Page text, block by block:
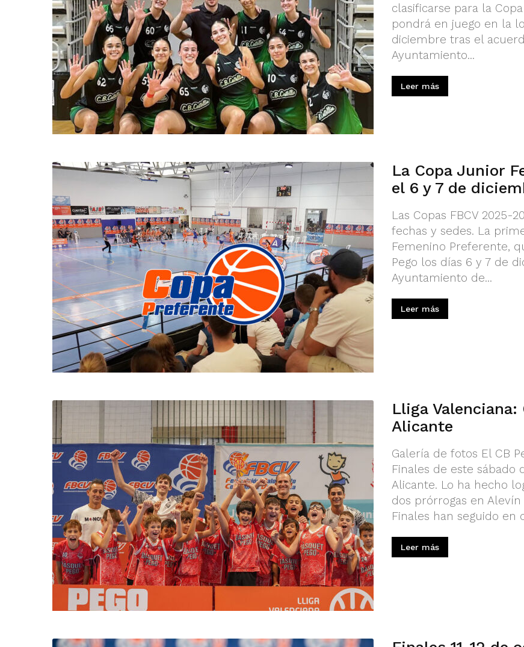
clasificarse para la
pondrá en juego en la
diciembre tras el
Ayuntamiento...
Leer más
La Copa Junior
el 6 y 7 de
Las Copas FBCV 2025-
fechas y sedes. La
Femenino Preferente,
Pego los días 6 y 7 de
Ayuntamiento de...
Leer más
Lliga
Alicante
Galería de fotos El CB
Finales de este sábado
Alicante. Lo ha hecho
dos prórrogas en
Finales han seguido en
Leer más